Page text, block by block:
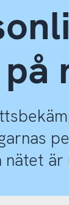
är